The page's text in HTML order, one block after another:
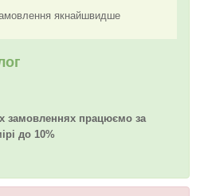
якнайшвидше
замовленнях працюємо за
до 10%